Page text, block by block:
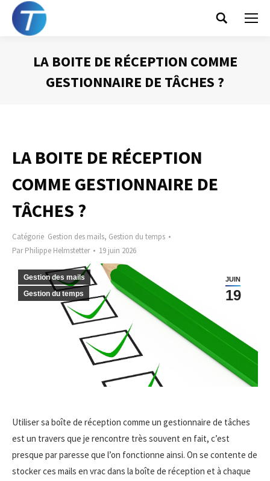
Search:
LA BOITE DE RÉCEPTION COMME
GESTIONNAIRE DE TÂCHES ?
LA BOITE DE RÉCEPTION
COMME GESTIONNAIRE DE
TÂCHES ?
Catégorie Gestion des mails, Gestion du temps
ParPhilippe Helmstetter 19 juin 2026
JUIN
19
Gestion des mails
Gestion du temps
Utiliser sa boîte de réception comme un gestionnaire de tâches
est un travers que je rencontre très souvent en fait, c’est
presque par paresse que l’on fonctionne ainsi. On se contente de
stocker ces mails en vrac dans la boîte de réception et à chaque